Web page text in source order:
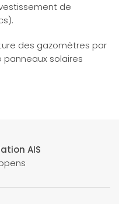
de
des gazomètres par
solaires
AIS